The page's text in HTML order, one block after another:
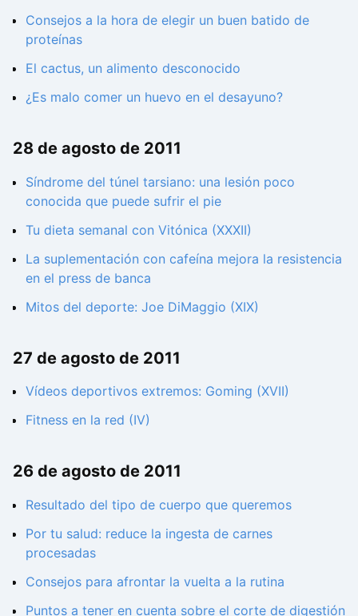
Consejos a la hora de elegir un buen batido de
proteínas
El cactus, un alimento desconocido
¿Es malo comer un huevo en el desayuno?
28 de agosto de 2011
Síndrome del túnel tarsiano: una lesión poco
conocida que puede sufrir el pie
Tu dieta semanal con Vitónica (XXXII)
La suplementación con cafeína mejora la resistencia
en el press de banca
Mitos del deporte: Joe DiMaggio (XIX)
27 de agosto de 2011
Vídeos deportivos extremos: Goming (XVII)
Fitness en la red (IV)
26 de agosto de 2011
Resultado del tipo de cuerpo que queremos
Por tu salud: reduce la ingesta de carnes
procesadas
Consejos para afrontar la vuelta a la rutina
Puntos a tener en cuenta sobre el corte de digestión